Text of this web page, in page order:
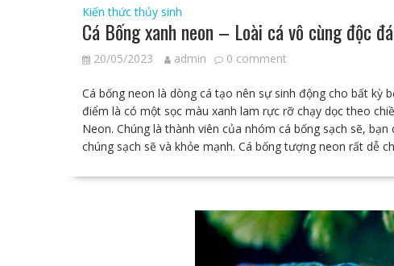
Kiến thức thủy sinh
Cá Bống xanh neon – Loài cá vô cùng độc
20/05/2023 admin 0 comment
Cá bống neon là dòng cá tạo nên sự sinh động cho bất kỳ
điểm là có một sọc màu xanh lam rực rỡ chạy dọc theo
Neon. Chúng là thành viên của nhóm cá bống sạch sẽ,
chúng sạch sẽ và khỏe mạnh. Cá bống tượng neon rất dễ